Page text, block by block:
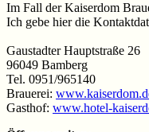
Im Fall der Kaiserdom
Ich gebe hier die
Gaustadter Hauptstraße 26
96049 Bamberg
Tel. 0951/965140
Brauerei:
Gasthof: www.hotel-